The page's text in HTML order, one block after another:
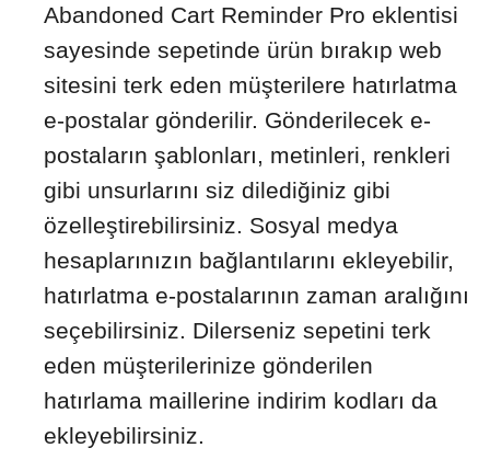
Abandoned Cart Reminder Pro eklentisi
sayesinde sepetinde ürün bırakıp web
sitesini terk eden müşterilere hatırlatma
e-postalar gönderilir. Gönderilecek e-
postaların şablonları, metinleri, renkleri
gibi unsurlarını siz dilediğiniz gibi
özelleştirebilirsiniz. Sosyal medya
hesaplarınızın bağlantılarını ekleyebilir,
hatırlatma e-postalarının zaman aralığını
seçebilirsiniz. Dilerseniz sepetini terk
eden müşterilerinize gönderilen
hatırlama maillerine indirim kodları da
ekleyebilirsiniz.